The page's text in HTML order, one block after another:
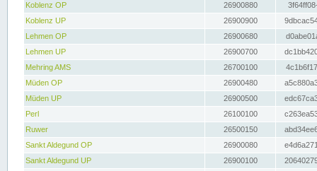
Koblenz OP
26900880
Koblenz UP
26900900
Lehmen OP
26900680
Lehmen UP
26900700
Mehring AMS
26700100
Müden OP
26900480
Müden UP
26900500
Perl
26100100
Ruwer
26500150
Sankt Aldegund OP
26900080
Sankt Aldegund UP
26900100